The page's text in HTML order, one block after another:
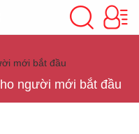
mới bắt đầu
người mới bắt đầu